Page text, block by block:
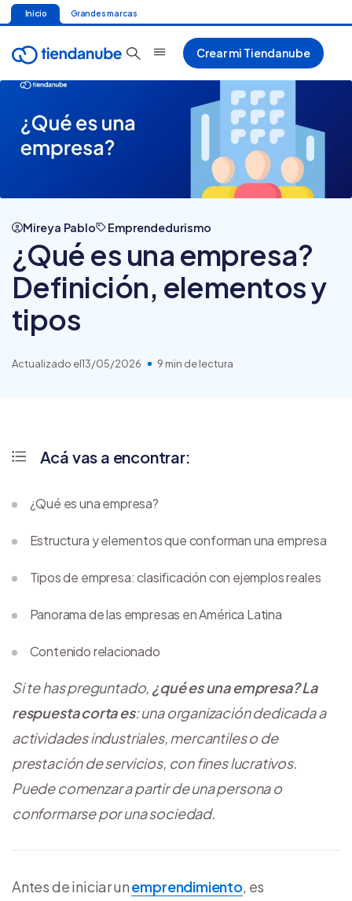
Inicio Grandes marcas
Crear mi Tiendanube
Mireya Pablo Emprendedurismo
¿Qué es una empresa?
Definición, elementos y
tipos
Actualizado el13/05/2026 9 min de lectura
Si te has preguntado, ¿qué es una empresa? La
respuesta corta es: una organización dedicada a
actividades industriales, mercantiles o de
prestación de servicios, con fines lucrativos.
Puede comenzar a partir de una persona o
conformarse por una sociedad.
Antes de iniciar unemprendimiento, es
Acá vas a encontrar:
¿Qué es una empresa?
Estructura y elementos que conforman una empresa
Tipos de empresa: clasificación con ejemplos reales
Panorama de las empresas en América Latina
Contenido relacionado